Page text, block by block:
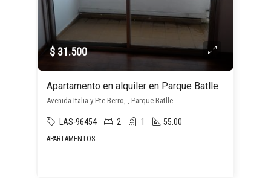
$ 31.500
Apartamento en alquiler en Parque Batlle
Avenida Italia y Pte Berro, , Parque Batlle
LAS-96454 2 1 55.00
APARTAMENTOS